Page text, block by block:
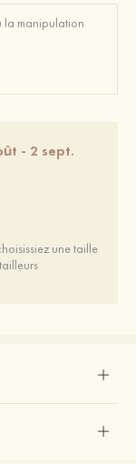
- 2 sept.
une taille